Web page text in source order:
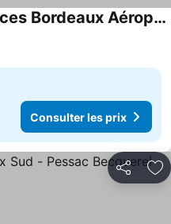
Zenitude Hôtel-Résidences Bordeaux Aéroport
Consulter les prix
Partager